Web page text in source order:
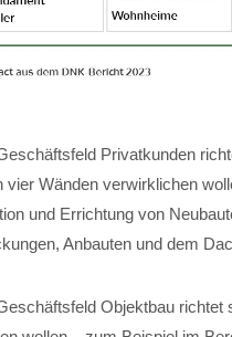
Privatkunden
vier Wänden verwirklichen
und Errichtung von
Anbauten und dem
Objektbau richtet